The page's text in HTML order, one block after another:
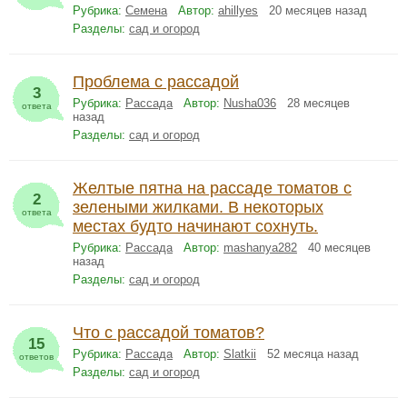
Рубрика: Семена Автор: ahillyes 20 месяцев назад
Разделы: сад и огород
3
ответа
Проблема с рассадой
Рубрика: Рассада Автор: Nusha036 28 месяцев
назад
Разделы: сад и огород
2
ответа
Желтые пятна на рассаде томатов с
зелеными жилками. В некоторых
местах будто начинают сохнуть.
Рубрика: Рассада Автор: mashanya282 40 месяцев
назад
Разделы: сад и огород
15
ответов
Что с рассадой томатов?
Рубрика: Рассада Автор: Slatkii 52 месяца назад
Разделы: сад и огород